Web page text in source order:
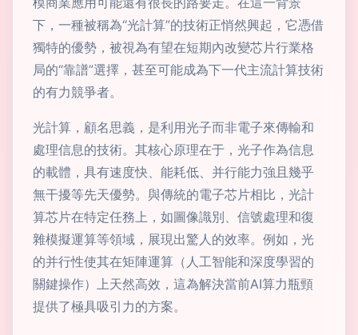
下，一種被稱為“光計算”的技術正悄然興起，它憑借
獨特的優勢，被視為有望在短期內改變芯片行業格
局的“靠譜”選擇，甚至可能成為下一代主流計算技術
的有力競爭者。
光計算，顧名思義，是利用光子而非電子來傳輸和
處理信息的技術。其核心原理在于，光子作為信息
的載體，具有速度快、能耗低、并行能力強且幾乎
無干擾等先天優勢。與傳統的電子芯片相比，光計
算芯片在特定任務上，如圖像識別、信號處理和復
雜模擬運算等領域，展現出驚人的效率。例如，光
的并行性使其在矩陣運算（人工智能和深度學習的
關鍵操作）上天然高效，這為解決當前AI算力瓶頸
提供了極具吸引力的方案。